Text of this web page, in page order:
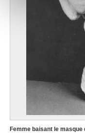
notre site avec nos
publicité et
avec d'autres
ou qu'ils ont
Femme baisant le masque